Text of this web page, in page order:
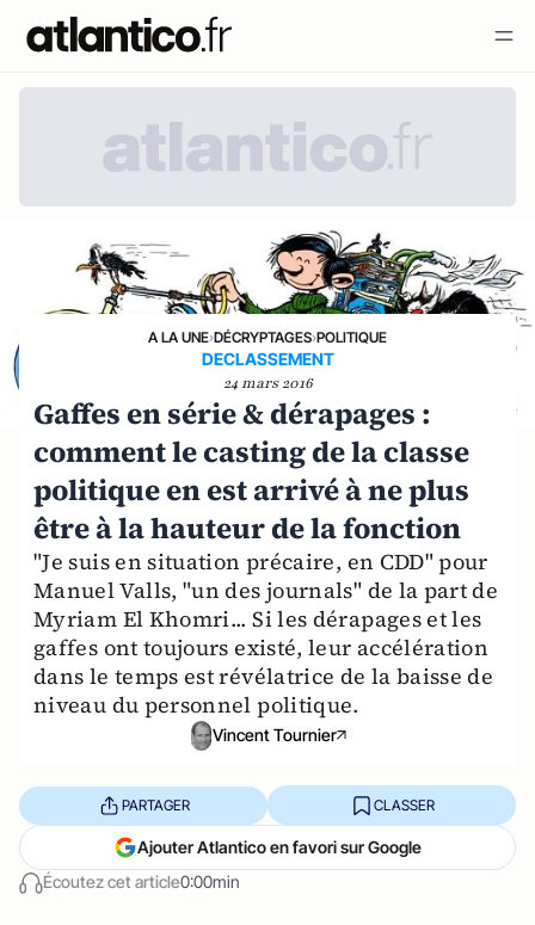
A LA UNE›DÉCRYPTAGES›POLITIQUE
DECLASSEMENT
24 mars 2016
Gaffes en série & dérapages :
comment le casting de la classe
politique en est arrivé à ne plus
être à la hauteur de la fonction
"Je suis en situation précaire, en CDD" pour
Manuel Valls, "un des journals" de la part de
Myriam El Khomri... Si les dérapages et les
gaffes ont toujours existé, leur accélération
dans le temps est révélatrice de la baisse de
niveau du personnel politique.
Vincent Tournier
Écoutez cet article0:00min
PARTAGER CLASSER
Ajouter Atlantico en favori sur Google